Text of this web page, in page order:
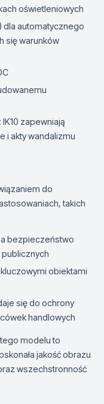
oświetleniowych
dla automatycznego
się warunków
zapewniają
i akty wandalizmu
do
takich
bezpieczeństwo
obiektami
się do ochrony
handlowych
tego modelu to
jakość obrazu
wszechstronność